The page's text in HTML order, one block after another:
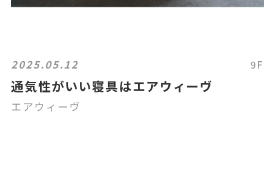
2025.05.12 9F
通気性がいい寝具はエアウィーヴ
エアウィーヴ